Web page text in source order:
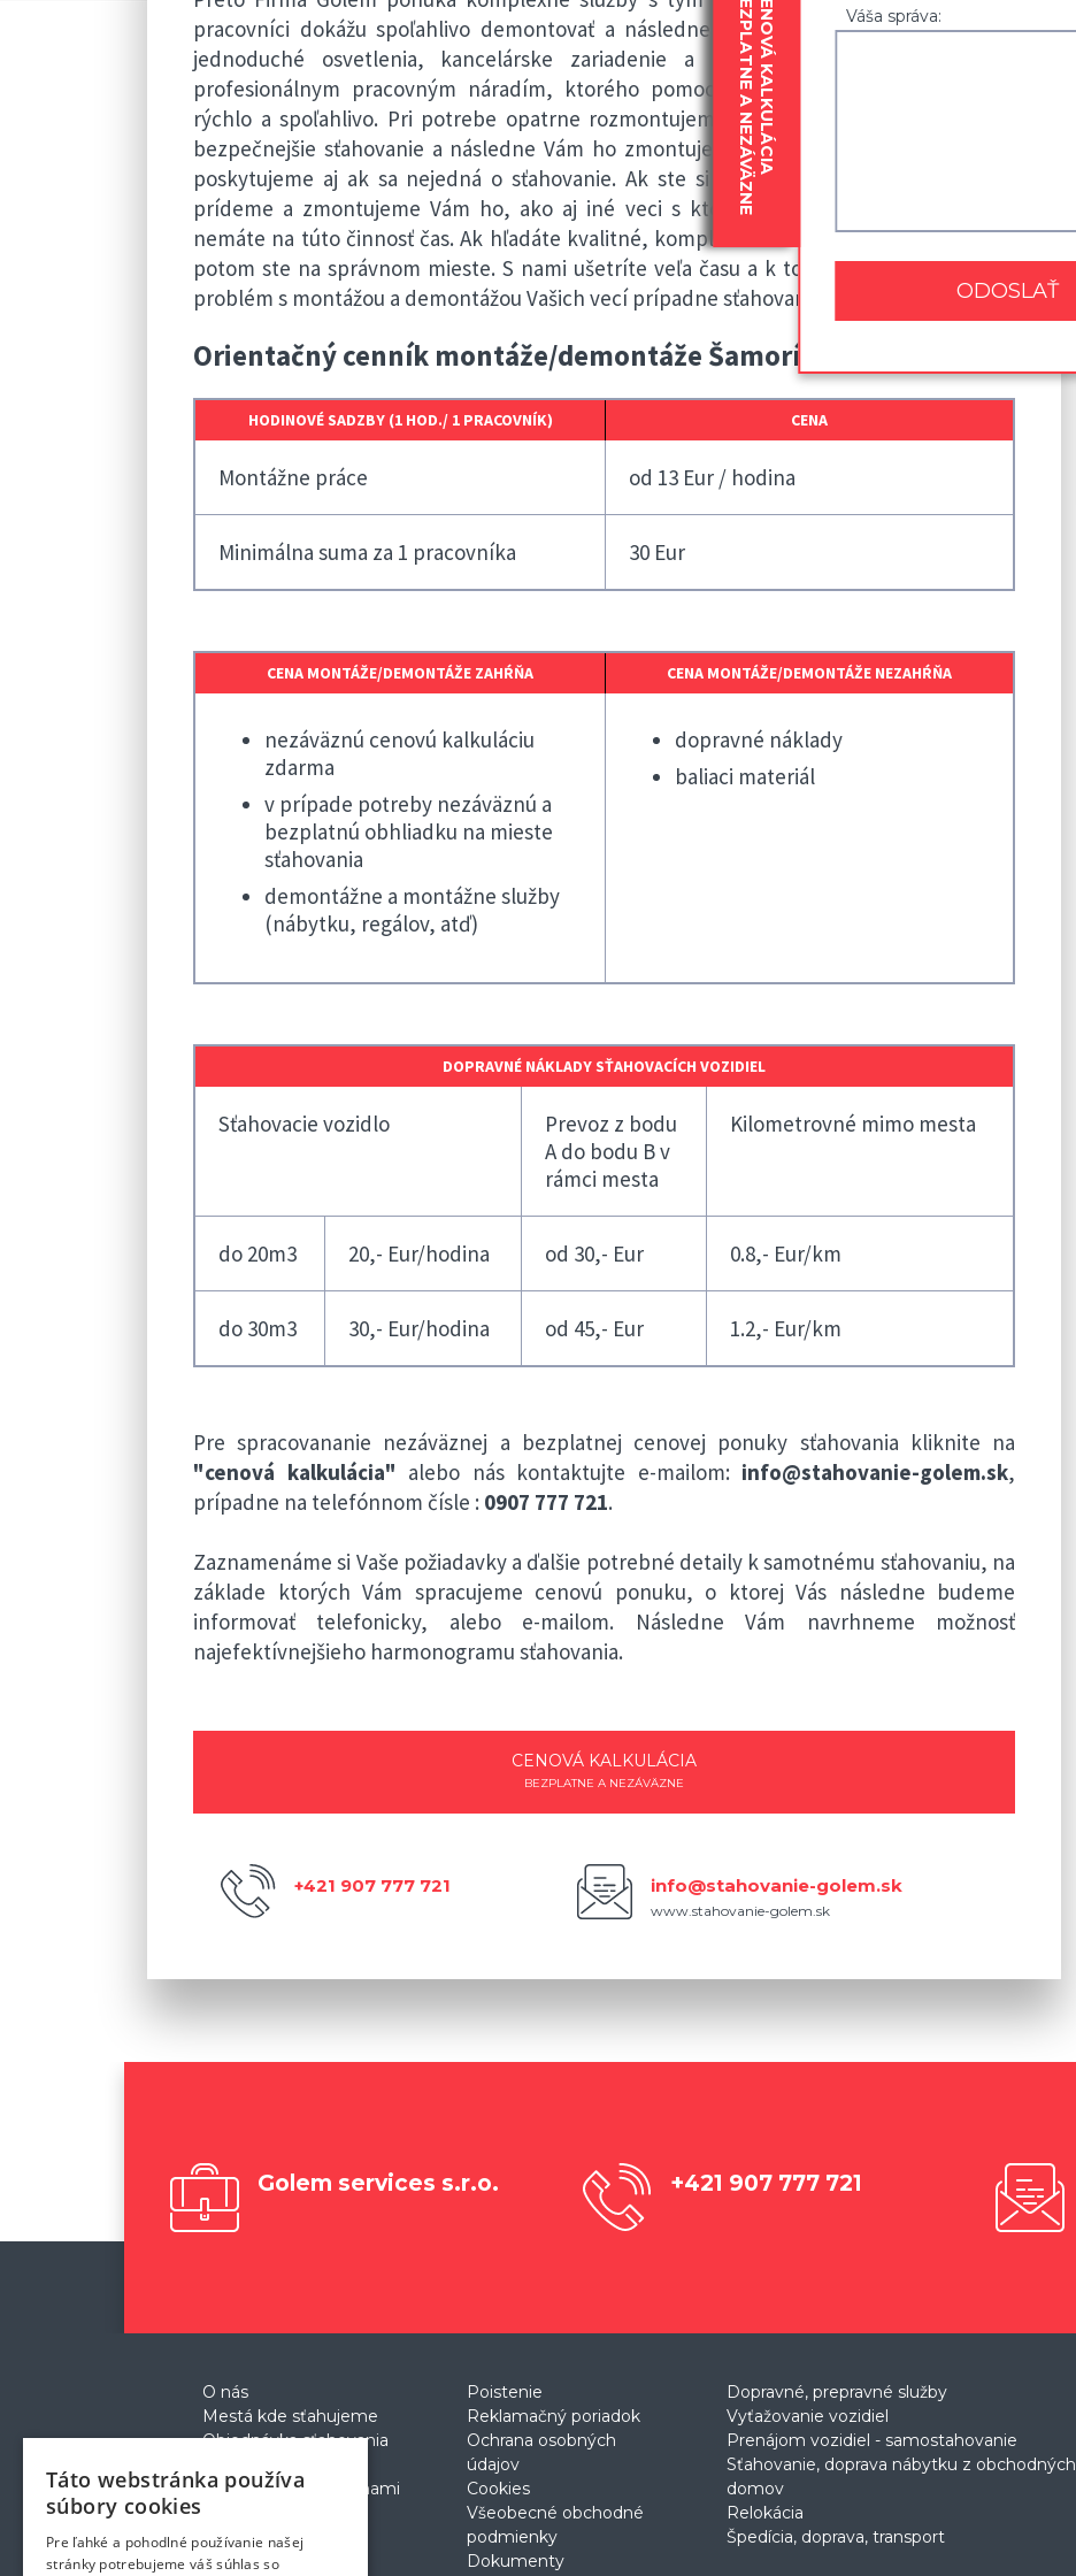
pracovníci dokážu spoľahlivo demontovať a následne zmontovať nábytkové zostavy,
jednoduché osvetlenia, kancelárske zariadenie a pod. Sú vybavení potrebným
profesionálnym pracovným náradím, ktorého pomocou dokážu túto prácu vykonať
rýchlo a spoľahlivo. Pri potrebe opatrne rozmontujeme nábytok na menšie diely pre
bezpečnejšie sťahovanie a následne Vám ho zmontujeme. Službu montáž a demontáž
poskytujeme aj ak sa nejedná o sťahovanie. Ak ste si práve kúpili nový nábytok radi
prídeme a zmontujeme Vám ho, ako aj iné veci s ktorými si neviete dať rady alebo
nemáte na túto činnosť čas. Ak hľadáte kvalitné, komplexné a cenovo dostupné služby,
potom ste na správnom mieste. S nami ušetríte veľa času a k tomu efektívne vyriešite
problém s montážou a demontážou Vašich vecí prípadne sťahovaním.
Orientačný cenník montáže/demontáže Šamorín
HODINOVÉ SADZBY (1 HOD./ 1 PRACOVNÍK) CENA
Montážne práce od 13 Eur / hodina
Minimálna suma za 1 pracovníka 30 Eur
CENA MONTÁŽE/DEMONTÁŽE ZAHŔŇA CENA MONTÁŽE/DEMONTÁŽE NEZAHŔŇA
nezáväznú cenovú kalkuláciu
zdarma
v prípade potreby nezáväznú a
bezplatnú obhliadku na mieste
sťahovania
demontážne a montážne služby
(nábytku, regálov, atď)
dopravné náklady
baliaci materiál
DOPRAVNÉ NÁKLADY SŤAHOVACÍCH VOZIDIEL
Sťahovacie vozidlo
Prevoz z bodu
A do bodu B v
rámci mesta
Kilometrovné mimo mesta
do 20m3 20,- Eur/hodina od 30,- Eur 0.8,- Eur/km
do 30m3 30,- Eur/hodina od 45,- Eur 1.2,- Eur/km
Pre spracovananie nezáväznej a bezplatnej cenovej ponuky sťahovania kliknite na
"cenová kalkulácia" alebo nás kontaktujte e-mailom: info@stahovanie-golem.sk,
prípadne na telefónnom čísle : 0907 777 721.
Zaznamenáme si Vaše požiadavky a ďalšie potrebné detaily k samotnému sťahovaniu, na
základe ktorých Vám spracujeme cenovú ponuku, o ktorej Vás následne budeme
informovať telefonicky, alebo e-mailom. Následne Vám navrhneme možnosť
najefektívnejšieho harmonogramu sťahovania.
CENOVÁ KALKULÁCIA
BEZPLATNE A NEZÁVÄZNE
+421 907 777 721 info@stahovanie-golem.sk
www.stahovanie-golem.sk
Golem services s.r.o. +421 907 777 721
O nás
Mestá kde sťahujeme
Objednávka sťahovania
Prečo sťahovanie s nami
Poistenie
Reklamačný poriadok
Ochrana osobných
údajov
Cookies
Všeobecné obchodné
podmienky
Dokumenty
Dopravné, prepravné služby
Vyťažovanie vozidiel
Prenájom vozidiel - samostahovanie
Sťahovanie, doprava nábytku z obchodných
domov
Relokácia
Špedícia, doprava, transport
Váša správa:
BEZPLATNE A NEZÁVÄZNECENOVÁ KALKULÁCIA
Táto webstránka používa
súbory cookies
Pre ľahké a pohodlné používanie našej
stránky potrebujeme váš súhlas so